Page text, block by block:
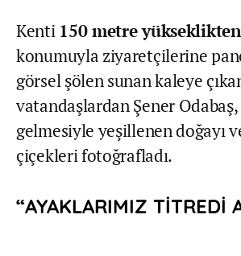
Kenti 150 metre yükseklikten
konumuyla ziyaretçilerine
görsel şölen sunan kaleye
vatandaşlardan Şener Odabaş,
gelmesiyle yeşillenen doğayı
çiçekleri fotoğrafladı.
“AYAKLARIMIZ TİTREDİ